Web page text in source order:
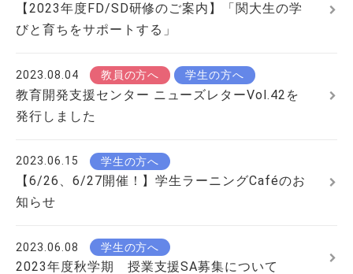
【2023年度FD/SD研修のご案内】「関大生の学
びと育ちをサポートする」
2023.08.04 教員の方へ 学生の方へ
教育開発支援センター ニューズレターVol.42を
発行しました
2023.06.15 学生の方へ
【6/26、6/27開催！】学生ラーニングCaféのお
知らせ
2023.06.08 学生の方へ
2023年度秋学期 授業支援SA募集について